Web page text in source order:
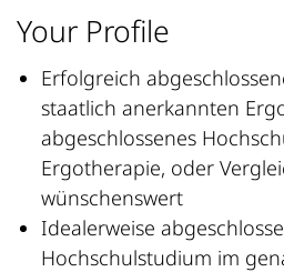
Your Profile
Erfolgreich
staatlich anerkannten
abgeschlossenes
Ergotherapie, oder
wünschenswert
Idealerweise
Hochschulstudium im